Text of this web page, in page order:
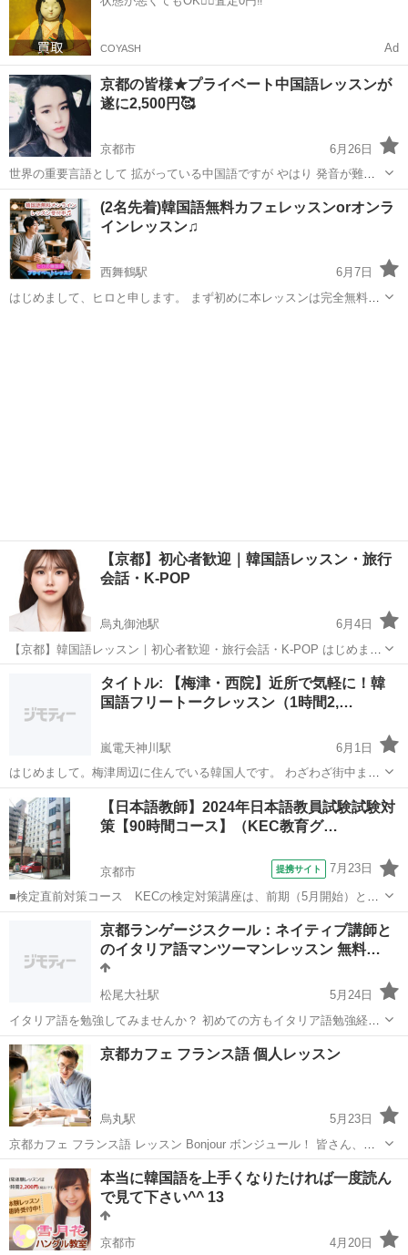
受講、休学制度、動画視聴（基...
COYASH Ad
京都の皆様★プライベート中国語レッスンが
遂に2,500円🥰
京都市
6月26日
世界の重要言語として 拡がっている中国語ですが やはり 発音が難し
そう🔥 文法も難しそう🔥 など 新しいチャレンジには 不安が付きもの
ですよね🤲 そう言う方々に ご提案が御座います❗️ 語学の習得に 凄く大
切な...
京都 京都市 中国語 レッスン
(2名先着)韓国語無料カフェレッスンorオンラ
インレッスン♫
西舞鶴駅
6月7日
はじめまして、ヒロと申します。 まず初めに本レッスンは完全無料の
【京都】初心者歓迎｜韓国語レッスン・旅行
会話・K-POP
烏丸御池駅
6月4日
【京都】韓国語レッスン｜初心者歓迎・旅行会話・K-POP はじめまし
て！ 日本在住10年以上の韓国人です。 「韓国旅行の前に少し会話を練
習したい」 「K-POPや韓国ドラマをもっと楽しみたい」 「独学で勉
烏丸御池駅 韓国語 レッスン
タイトル: 【梅津・西院】近所で気軽に！韓
国語フリートークレッスン（1時間2,…
嵐電天神川駅
6月1日
はじめまして。梅津周辺に住んでいる韓国人です。 わざわざ街中まで
行かずに、地元（梅津・西院周辺）のカフェで気軽に韓国語を練習し
ませんか？ ​対象: 韓国語を話す機会を探している方、韓国文化や旅行
が好きな方 ​場所: 梅津、西...
京都 京都市 嵐電天神川駅 韓国語 フリートーク
【日本語教師】2024年日本語教員試験試験対
策【90時間コース】（KEC教育グ…
京都市 提携サイト 7月23日
■検定直前対策コース KECの検定対策講座は、前期（5月開始）と後
期（7月開始）の2種類の時期があり、前期には、■水曜30時間コース
と■日曜30時間コースの2コース■前期60時間と後期（検定直前対策コ
ース）30時間を加えた9...
京都市 その他
京都ランゲージスクール：ネイティブ講師と
のイタリア語マンツーマンレッスン 無料…
松尾大社駅
5月24日
イタリア語を勉強してみませんか？ 初めての方もイタリア語勉強経験
のある方どちらも歓迎です。 レッスン場所は講師宅、日本人妻も在宅
していますので安心してレッスンにお越しください。 無料駐車場
（車・バイク・自転車）完備。市...
京都 京都市 松尾大社駅 イタリア語
京都カフェ フランス語 個人レッスン
烏丸駅
5月23日
京都カフェ フランス語 レッスン Bonjour ボンジュール！ 皆さん、こ
んにちは、 私は京都に住んでるフランス人です。 銀座の会話スクール
10年間仏語を教えました。 基本的に京都市内のカフェで教えます。 レ
ッスン...
京都 京都市 烏丸駅 フランス語 レッスン
本当に韓国語を上手くなりたければ一度読ん
で見て下さい^^ 13
京都市
4月20日